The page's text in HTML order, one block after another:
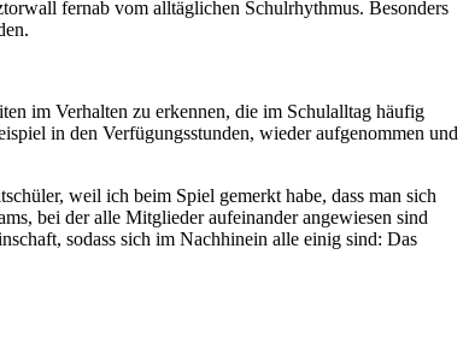
fernab vom alltäglichen Schulrhythmus. Besonders
im Verhalten zu erkennen, die im Schulalltag häufig
in den Verfügungsstunden, wieder aufgenommen und
weil ich beim Spiel gemerkt habe, dass man sich
bei der alle Mitglieder aufeinander angewiesen sind
sodass sich im Nachhinein alle einig sind: Das